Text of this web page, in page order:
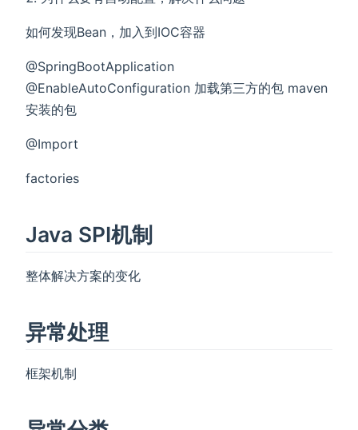
如何发现Bean，加入到IOC容器
@SpringBootApplication
@EnableAutoConfiguration 加载第三方的包 maven
安装的包
@Import
factories
Java SPI机制
整体解决方案的变化
异常处理
框架机制